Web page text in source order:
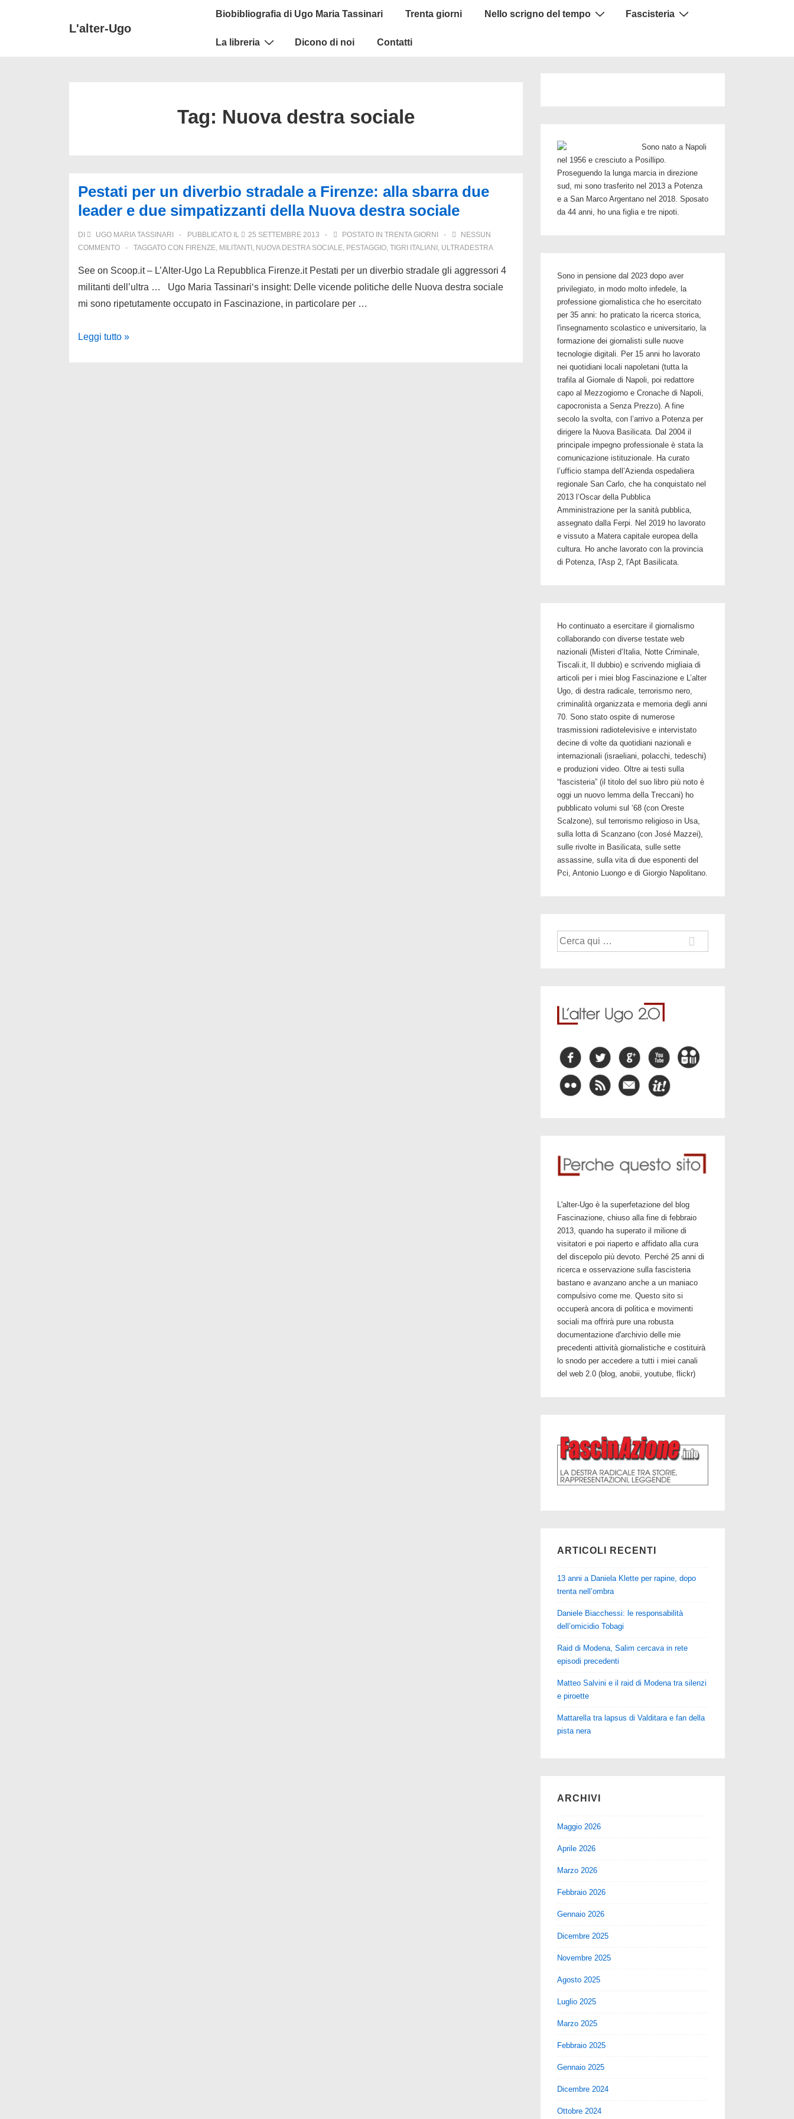
L'alter-Ugo
Menu
Biobibliografia di Ugo Maria Tassinari Trenta giorni Nello scrigno del tempo Fascisteria
La libreria Dicono di noi Contatti
Tag: Nuova destra sociale
Pestati per un diverbio stradale a Firenze: alla sbarra due
leader e due simpatizzanti della Nuova destra sociale
DI UGO MARIA TASSINARI PUBBLICATO IL 25 SETTEMBRE 2013 POSTATO IN TRENTA GIORNI
NESSUN
COMMENTO
TAGGATO CON FIRENZE, MILITANTI , NUOVA DESTRA SOCIALE, PESTAGGIO, TIGRI ITALIANI , ULTRADESTRA
See on Scoop.it – L’Alter-Ugo La Repubblica Firenze.it Pestati per un diverbio stradale gli aggressori 4
militanti dell’ultra … Ugo Maria Tassinari‘s insight: Delle vicende politiche delle Nuova destra sociale
mi sono ripetutamente occupato in Fascinazione, in particolare per …
Pestati
Leggi tutto »
Sono nato a Napoli
nel 1956 e cresciuto a Posillipo.
Proseguendo la lunga marcia in direzione
sud, mi sono trasferito nel 2013 a Potenza
e a San Marco Argentano nel 2018. Sposato
da 44 anni, ho una figlia e tre nipoti.
Sono in pensione dal 2023 dopo aver
privilegiato, in modo molto infedele, la
professione giornalistica che ho esercitato
per 35 anni: ho praticato la ricerca storica,
l'insegnamento scolastico e universitario, la
formazione dei giornalisti sulle nuove
tecnologie digitali. Per 15 anni ho lavorato
nei quotidiani locali napoletani (tutta la
trafila al Giornale di Napoli, poi redattore
capo al Mezzogiorno e Cronache di Napoli,
capocronista a Senza Prezzo). A fine
secolo la svolta, con l’arrivo a Potenza per
dirigere la Nuova Basilicata. Dal 2004 il
principale impegno professionale è stata la
comunicazione istituzionale. Ha curato
l’ufficio stampa dell’Azienda ospedaliera
regionale San Carlo, che ha conquistato nel
2013 l’Oscar della Pubblica
Amministrazione per la sanità pubblica,
assegnato dalla Ferpi. Nel 2019 ho lavorato
e vissuto a Matera capitale europea della
cultura. Ho anche lavorato con la provincia
di Potenza, l'Asp 2, l'Apt Basilicata.
Ho continuato a esercitare il giornalismo
collaborando con diverse testate web
nazionali (Misteri d’Italia, Notte Criminale,
Tiscali.it, Il dubbio) e scrivendo migliaia di
articoli per i miei blog Fascinazione e L’alter
Ugo, di destra radicale, terrorismo nero,
criminalità organizzata e memoria degli anni
70. Sono stato ospite di numerose
trasmissioni radiotelevisive e intervistato
decine di volte da quotidiani nazionali e
internazionali (israeliani, polacchi, tedeschi)
e produzioni video. Oltre ai testi sulla
“fascisteria” (il titolo del suo libro più noto è
oggi un nuovo lemma della Treccani) ho
pubblicato volumi sul ‘68 (con Oreste
Scalzone), sul terrorismo religioso in Usa,
sulla lotta di Scanzano (con José Mazzei),
sulle rivolte in Basilicata, sulle sette
assassine, sulla vita di due esponenti del
Pci, Antonio Luongo e di Giorgio Napolitano.
Cerca:
L'alter-Ugo è la superfetazione del blog
Fascinazione, chiuso alla fine di febbraio
2013, quando ha superato il milione di
visitatori e poi riaperto e affidato alla cura
del discepolo più devoto. Perché 25 anni di
ricerca e osservazione sulla fascisteria
bastano e avanzano anche a un maniaco
compulsivo come me. Questo sito si
occuperà ancora di politica e movimenti
sociali ma offrirà pure una robusta
documentazione d'archivio delle mie
precedenti attività giornalistiche e costituirà
lo snodo per accedere a tutti i miei canali
del web 2.0 (blog, anobii, youtube, flickr)
ARTICOLI RECENTI
13 anni a Daniela Klette per rapine, dopo
trenta nell’ombra
Daniele Biacchessi: le responsabilità
dell’omicidio Tobagi
Raid di Modena, Salim cercava in rete
episodi precedenti
Matteo Salvini e il raid di Modena tra silenzi
e piroette
Mattarella tra lapsus di Valditara e fan della
pista nera
ARCHIVI
Maggio 2026
Aprile 2026
Marzo 2026
Febbraio 2026
Gennaio 2026
Dicembre 2025
Novembre 2025
Agosto 2025
Luglio 2025
Marzo 2025
Febbraio 2025
Gennaio 2025
Dicembre 2024
Ottobre 2024